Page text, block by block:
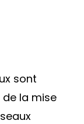
sont
la mise